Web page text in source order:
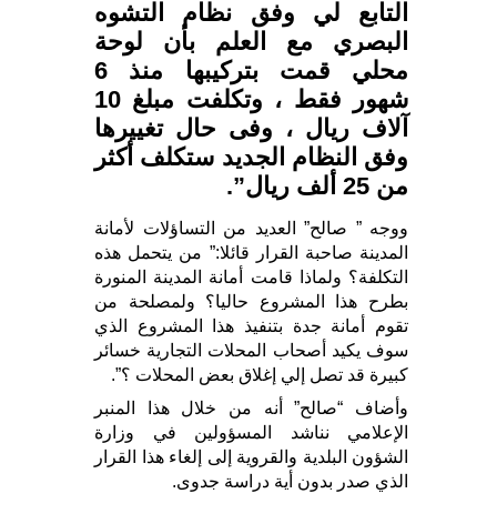
التابع لي وفق نظام التشوه
البصري مع العلم بأن لوحة
محلي قمت بتركيبها منذ 6
شهور فقط ، وتكلفت مبلغ 10
آلاف ريال ، وفى حال تغييرها
وفق النظام الجديد ستكلف أكثر
من 25 ألف ريال”.
ووجه ” صالح” العديد من التساؤلات لأمانة
المدينة صاحبة القرار قائلا:” من يتحمل هذه
التكلفة؟ ولماذا قامت أمانة المدينة المنورة
بطرح هذا المشروع حاليا؟ ولمصلحة من
تقوم أمانة جدة بتنفيذ هذا المشروع الذي
سوف يكيد أصحاب المحلات التجارية خسائر
كبيرة قد تصل إلي إغلاق بعض المحلات ؟”.
وأضاف “صالح” أنه من خلال هذا المنبر
الإعلامي نناشد المسؤولين في وزارة
الشؤون البلدية والقروية إلى إلغاء هذا القرار
الذي صدر بدون أية دراسة جدوى.